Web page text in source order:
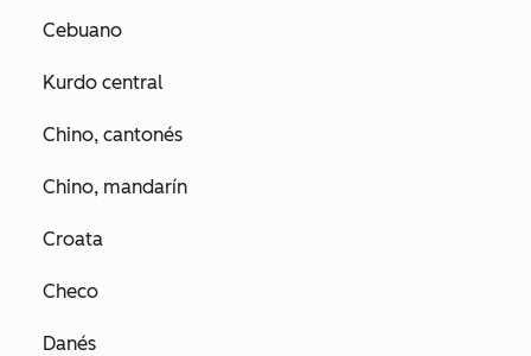
Cebuano
Kurdo central
Chino, cantonés
Chino, mandarín
Croata
Checo
Danés